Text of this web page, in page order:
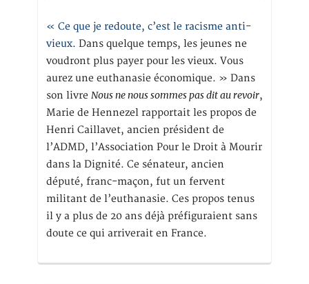
« Ce que je redoute, c’est le racisme anti-
vieux. Dans quelque temps, les jeunes ne
voudront plus payer pour les vieux. Vous
aurez une euthanasie économique. » Dans
son livre Nous ne nous sommes pas dit au revoir,
Marie de Hennezel rapportait les propos de
Henri Caillavet, ancien président de
l’ADMD, l’Association Pour le Droit à Mourir
dans la Dignité. Ce sénateur, ancien
député, franc-maçon, fut un fervent
militant de l’euthanasie. Ces propos tenus
il y a plus de 20 ans déjà préfiguraient sans
doute ce qui arriverait en France.